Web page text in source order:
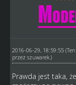
2016-06-29, 18:59:55
przez szuwarek.)
Prawda jest taka,